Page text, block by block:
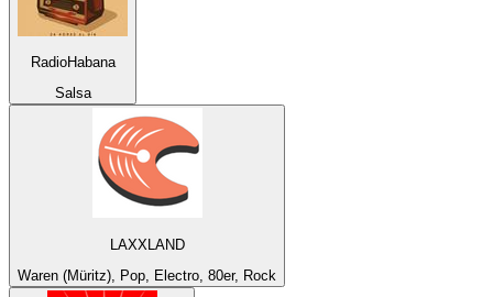
RadioHabana
Salsa
LAXXLAND
Waren (Müritz), Pop, Electro, 80er, Rock